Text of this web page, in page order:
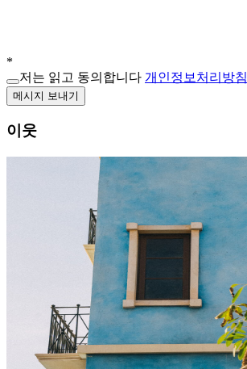
*
저는 읽고 동의합니다 개인정보처리방침
메시지 보내기
이웃